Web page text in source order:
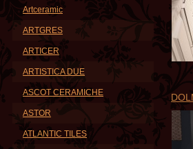
Artceramic
ARTGRES
ARTICER
ARTISTICA DUE
ASCOT CERAMICHE
ASTOR
ATLANTIC TILES